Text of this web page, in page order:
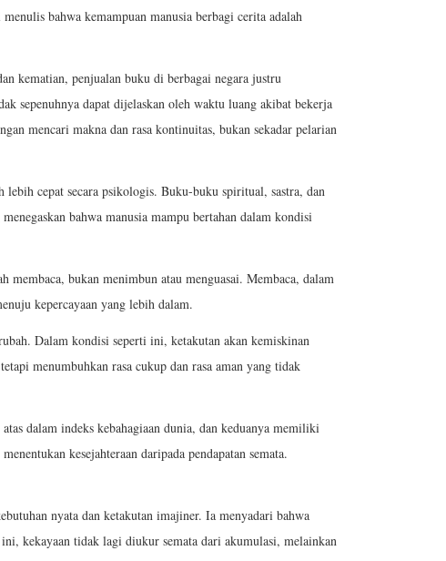
bahwa kemampuan manusia berbagi cerita adalah
kematian, penjualan buku di berbagai negara justru
sepenuhnya dapat dijelaskan oleh waktu luang akibat bekerja
mencari makna dan rasa kontinuitas, bukan sekadar pelarian
lebih cepat secara psikologis. Buku-buku spiritual, sastra, dan
bahwa manusia mampu bertahan dalam kondisi
bukan menimbun atau menguasai. Membaca, dalam
kepercayaan yang lebih dalam.
Dalam kondisi seperti ini, ketakutan akan kemiskinan
menumbuhkan rasa cukup dan rasa aman yang tidak
dalam indeks kebahagiaan dunia, dan keduanya memiliki
kesejahteraan daripada pendapatan semata.
nyata dan ketakutan imajiner. Ia menyadari bahwa
ini, kekayaan tidak lagi diukur semata dari akumulasi, melainkan